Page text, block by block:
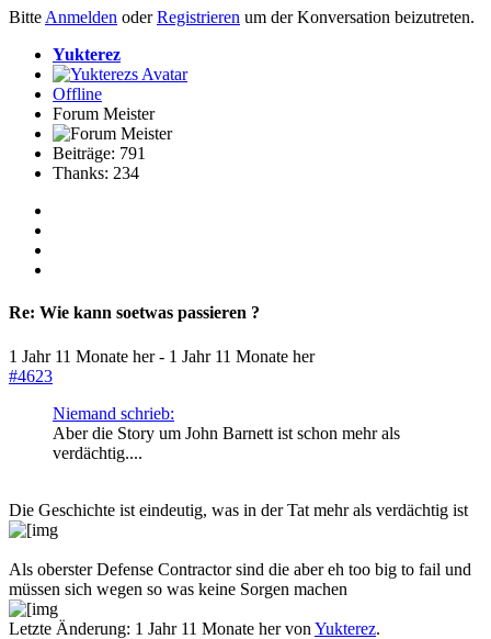
Bitte Anmelden oderRegistrieren um der Konversation beizutreten.
Yukterez
Offline
Forum Meister
Beiträge: 791
Thanks: 234
Re: Wie kann soetwas passieren ?
1 Jahr 11 Monate her- 1 Jahr 11 Monate her
#4623
Niemand schrieb:
Aber die Story um John Barnett ist schon mehr als
verdächtig....
Die Geschichte ist eindeutig, was in der Tat mehr als verdächtig ist
Als oberster Defense Contractor sind die aber eh too big to fail und
müssen sich wegen so was keine Sorgen machen
Letzte Änderung: 1 Jahr 11 Monate her von Yukterez.